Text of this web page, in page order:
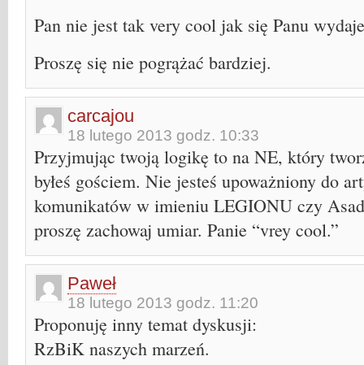
Pan nie jest tak very cool jak się Panu
Proszę się nie pogrążać bardziej.
carcajou
18 lutego 2013 godz. 10:33
Przyjmując twoją logikę to na NE, który
byłeś gościem. Nie jesteś upoważniony do
komunikatów w imieniu LEGIONU czy
proszę zachowaj umiar. Panie “vrey cool.”
Paweł
18 lutego 2013 godz. 11:20
Proponuję inny temat dyskusji:
RzBiK naszych marzeń.